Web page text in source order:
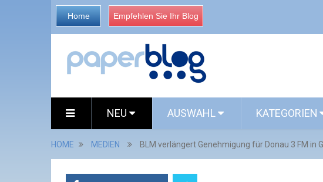
Home Empfehlen Sie Ihr Blog
NEU AUSWAHL KATEGORIEN
HOME MEDIEN BLM verlängert Genehmigung für Donau 3 FM in